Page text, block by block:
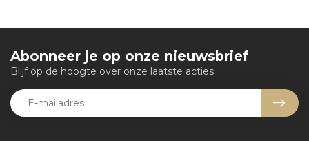
Abonneer je op onze nieuwsbrief
Blijf op de hoogte over onze laatste acties